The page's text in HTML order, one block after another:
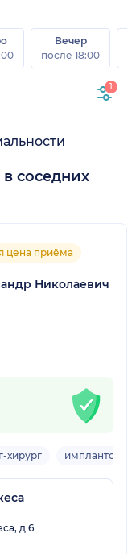
Вечер
после 18:00
1
соседних
цена приёма
Николаевич
хирург имплантолог
д 6